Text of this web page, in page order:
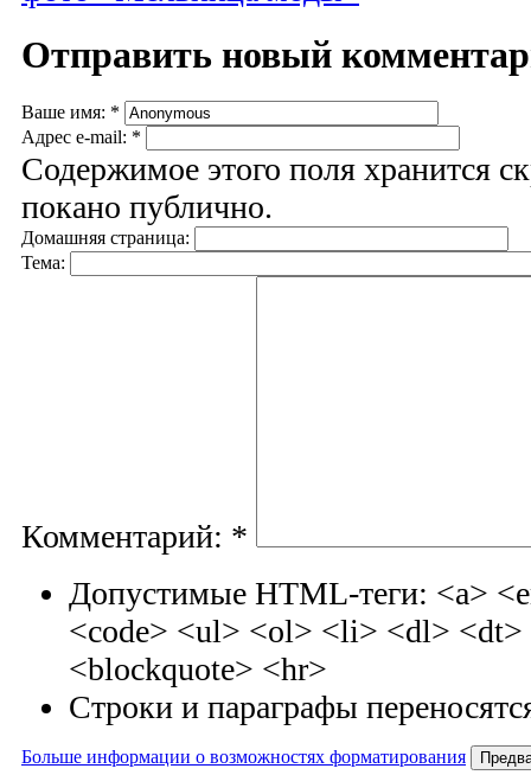
Отправить новый
Ваше имя: *
Адрес e-mail: *
Содержимое этого поля хранится
покано публично.
Домашняя страница:
Тема:
Комментарий: *
Допустимые HTML-теги: <a>
<code> <ul> <ol> <li> <dl> <dt>
<blockquote> <hr>
Строки и параграфы
Больше информации о возможностях форматирования